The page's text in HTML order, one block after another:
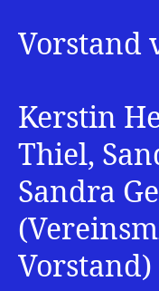
Vorstand
Kerstin
Thiel,
Sandra
Vorstand)